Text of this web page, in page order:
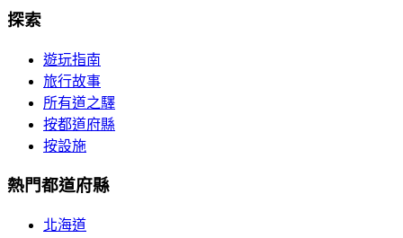
探索
遊玩指南
旅行故事
所有道之驛
按都道府縣
按設施
熱門都道府縣
北海道